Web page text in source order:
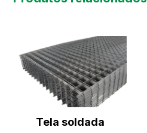
Tela soldada